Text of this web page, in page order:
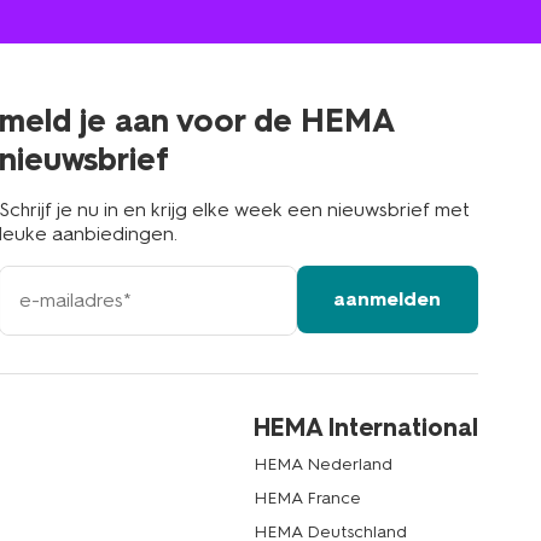
meld je aan voor de HEMA
nieuwsbrief
Schrijf je nu in en krijg elke week een nieuwsbrief met
leuke aanbiedingen.
e-
mailadres
aanmelden
HEMA International
HEMA Nederland
HEMA France
HEMA Deutschland